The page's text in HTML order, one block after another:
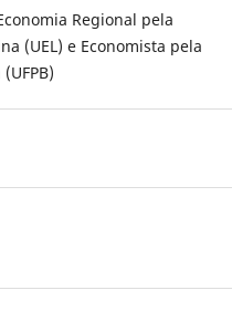
Regional pela
(UEL) e Economista pela